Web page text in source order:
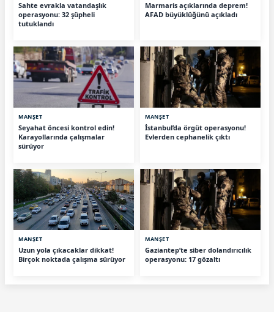
Sahte evrakla vatandaşlık
operasyonu: 32 şüpheli
tutuklandı
Marmaris açıklarında deprem!
AFAD büyüklüğünü açıkladı
MANŞET
Seyahat öncesi kontrol edin!
Karayollarında çalışmalar
sürüyor
MANŞET
İstanbul’da örgüt operasyonu!
Evlerden cephanelik çıktı
MANŞET
Uzun yola çıkacaklar dikkat!
Birçok noktada çalışma sürüyor
MANŞET
Gaziantep’te siber dolandırıcılık
operasyonu: 17 gözaltı